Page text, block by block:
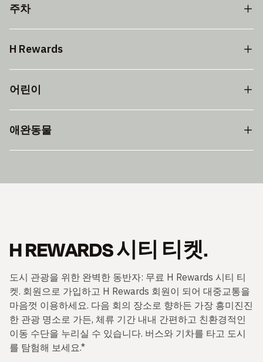
주차
H Rewards
어린이
애완동물
H REWARDS 시티 티켓.
도시 관광을 위한 완벽한 동반자: 무료 H Rewards 시티 티
켓. 회원으로 가입하고 H Rewards 회원이 되어 대중교통을
마음껏 이용하세요. 다음 회의 장소로 향하든 가장 흥미진진
한 관광 명소로 가든, 체류 기간 내내 간편하고 친환경적인
이동 수단을 누리실 수 있습니다. 버스와 기차를 타고 도시
를 탐험해 보세요.*